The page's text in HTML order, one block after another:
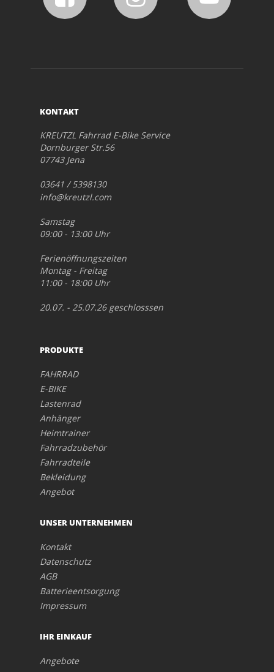
KONTAKT
KREUTZL Fahrrad E-Bike Service
Dornburger Str.56
07743 Jena
03641 / 5398130
info@kreutzl.com
Samstag
09:00 - 13:00 Uhr
Ferienöffnungszeiten
Montag - Freitag
11:00 - 18:00 Uhr
20.07. - 25.07.26 geschlosssen
PRODUKTE
FAHRRAD
E-BIKE
Lastenrad
Anhänger
Heimtrainer
Fahrradzubehör
Fahrradteile
Bekleidung
Angebot
UNSER UNTERNEHMEN
Kontakt
Datenschutz
AGB
Batterieentsorgung
Impressum
IHR EINKAUF
Angebote